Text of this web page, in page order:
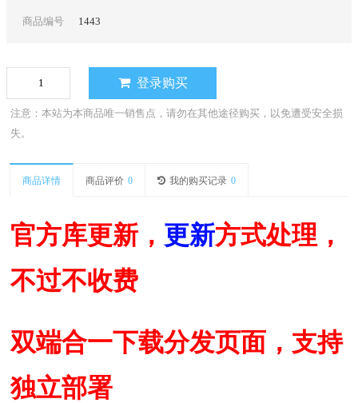
商品编号 1443
登录购买
注意：本站为本商品唯一销售点，请勿在其他途径购买，以免遭受安全损
失。
商品详情 商品评价 0 我的购买记录 0
官方库更新， 更新方式处理，
不过不收费
双端合一下载分发页面，支持
独立部署